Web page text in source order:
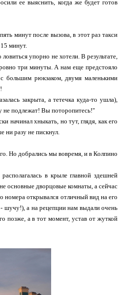
ее выяснить, когда же будет готов
минут после вызова, в этот раз такси
минут.
упорно не хотели. В результате,
ровно три минуты. А нам еще предстояло
большим рюкзаком, двумя маленькими
закрыта, а тетечка куда-то ушла),
не подлежат! Вы поторопитесь!"
начинал хныкать, но тут, глядя, как его
ни разу не пискнул.
Но добрались мы вовремя, и в Колпино
в крыле главной здешней
основные дворцовые комнаты, а сейчас
номера открывался отличный вид на его
шучу!), а на рецепции нам выдали очень
позже, а в тот момент, устав от жуткой